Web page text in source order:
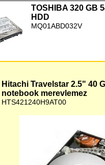
TOSHIBA 320 GB
HDD
MQ01ABD032V
Hitachi Travelstar 2.5" 40
notebook merevlemez
HTS421240H9AT00